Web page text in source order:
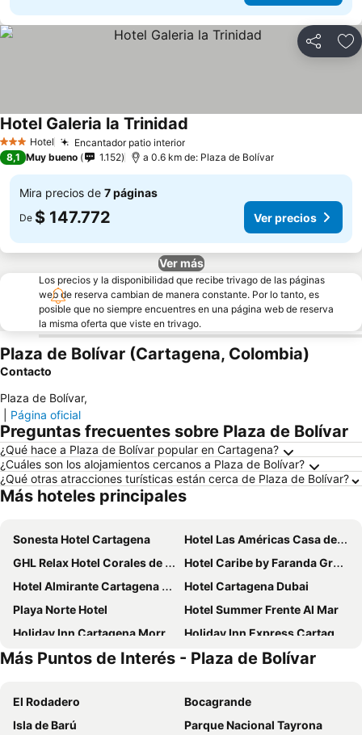
Compartir
3 Estrellas
Hotel Encantador patio interior
Hotel Galeria la Trinidad
8,1 Muy bueno 1.152 a 0.6 km de: Plaza de Bolívar
Mira precios de 7 páginas
De $ 147.772 Ver precios
Ver más
Los precios y la disponibilidad que recibe trivago de las páginas
web de reserva cambian de manera constante. Por lo tanto, es
posible que no siempre encuentres en una página web de reserva
la misma oferta que viste en trivago.
Plaza de Bolívar (Cartagena, Colombia)
Contacto
Plaza de Bolívar,
Página oficial
Preguntas frecuentes sobre Plaza de Bolívar
¿Qué hace a Plaza de Bolívar popular en Cartagena?
¿Cuáles son los alojamientos cercanos a Plaza de Bolívar?
¿Qué otras atracciones turísticas están cerca de Plaza de Bolívar?
Más hoteles principales
Sonesta Hotel Cartagena
Hotel Las Américas Casa de Playa
GHL Relax Hotel Corales de Indias
Hotel Caribe by Faranda Grand, a member of Radisson Individuals
Hotel Almirante Cartagena Colombia
Hotel Cartagena Dubai
Playa Norte Hotel
Hotel Summer Frente Al Mar
Holiday Inn Cartagena Morros By Ihg
Holiday Inn Express Cartagena Bocagrande By Ihg
Estelar Playa Manzanillo - All inclusive
Hotel Cartagena Plaza
Hotel Dann Cartagena
Hotel Veleros Cartagena
Hotel Capilla del Mar
Radisson Cartagena Ocean Pavillion Hotel
Más Puntos de Interés - Plaza de Bolívar
El Rodadero
Bocagrande
Isla de Barú
Parque Nacional Tayrona